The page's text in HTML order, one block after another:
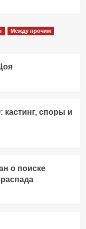
Между прочим
кастинг, споры и
о поиске